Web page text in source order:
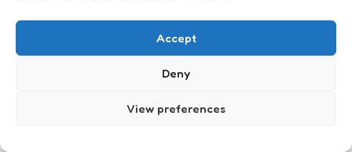
Accept
Deny
View preferences
20 years ago at 11:22 am
niet trots mag zijn. Ik heb alleen gezegd